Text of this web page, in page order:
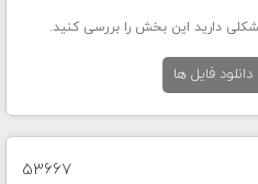
دارید این بخش را بررسی کنید.
فایل ها
53667